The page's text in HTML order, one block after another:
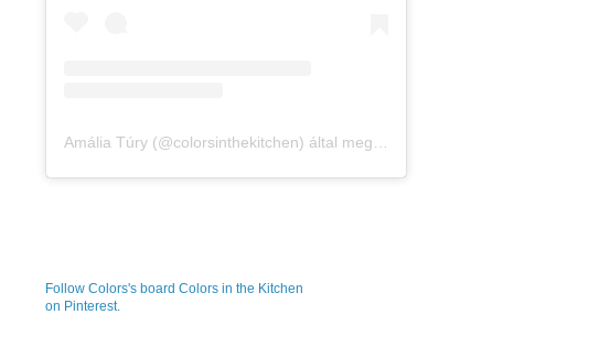
Amália Túry (@colorsinthekitchen) által megosztott bejegyzés
Follow Colors's board Colors in the Kitchen
on Pinterest.